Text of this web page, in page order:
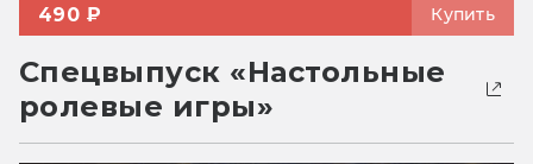
490 ₽ Купить
Спецвыпуск «Настольные
ролевые игры»